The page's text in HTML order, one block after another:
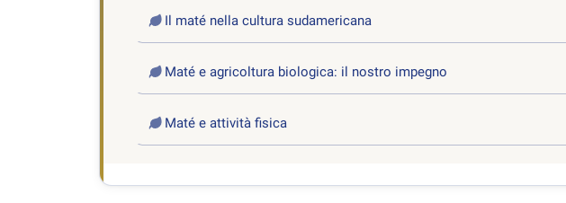
Il maté nella cultura sudamericana
Maté e agricoltura biologica: il nostro impegno
Maté e attività fisica